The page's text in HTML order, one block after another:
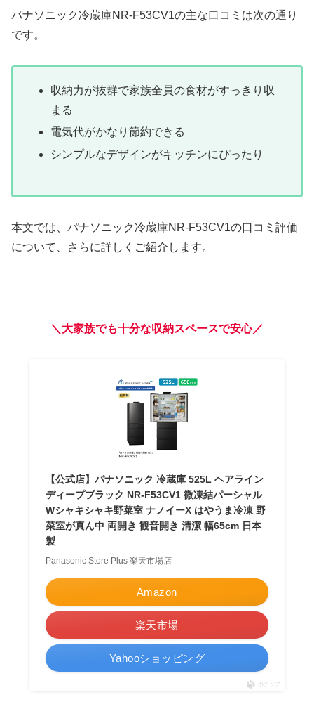
パナソニック冷蔵庫NR-F53CV1の主な口コミは次の通り
です。
収納力が抜群で家族全員の食材がすっきり収
まる
電気代がかなり節約できる
シンプルなデザインがキッチンにぴったり
本文では、パナソニック冷蔵庫NR-F53CV1の口コミ評価
について、さらに詳しくご紹介します。
＼大家族でも十分な収納スペースで安心／
【公式店】パナソニック 冷蔵庫 525L ヘアライン
ディープブラック NR-F53CV1 微凍結パーシャル
Wシャキシャキ野菜室 ナノイーX はやうま冷凍 野
菜室が真ん中 両開き 観音開き 清潔 幅65cm 日本
製
Panasonic Store Plus 楽天市場店
Amazon
楽天市場
Yahooショッピング
ポチップ